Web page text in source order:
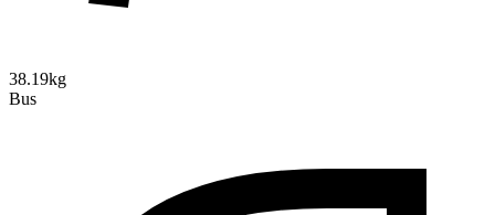
38.19kg
Bus